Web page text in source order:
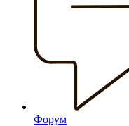
Форум